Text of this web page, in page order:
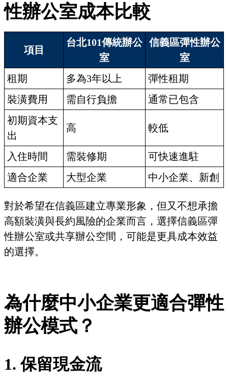
性辦公室成本比較
項目
台北101傳統辦公
室
信義區彈性辦公
室
租期
多為3年以上
彈性租期
裝潢費用
需自行負擔
通常已包含
初期資本支
出
高 較低
入住時間 需裝修期
可快速進駐
適合企業
大型企業 中小企業、新創
對於希望在信義區建立專業形象，但又不想承擔
高額裝潢與長約風險的企業而言，選擇信義區彈
性辦公室或共享辦公空間，可能是更具成本效益
的選擇。
為什麼中小企業更適合彈性
辦公模式？
1. 保留現金流